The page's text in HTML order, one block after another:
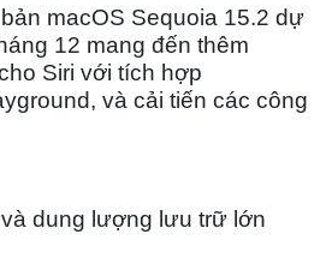
macOS Sequoia 15.2 dự
12 mang đến thêm
Siri với tích hợp
và cải tiến các công
dung lượng lưu trữ lớn